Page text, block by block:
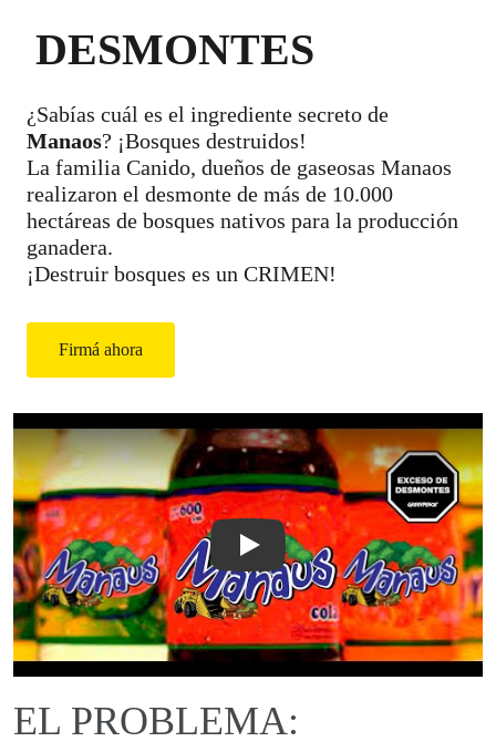
DESMONTES
¿Sabías cuál es el ingrediente secreto de
Manaos? ¡Bosques destruidos!
La familia Canido, dueños de gaseosas Manaos
realizaron el desmonte de más de 10.000
hectáreas de bosques nativos para la producción
ganadera.
¡Destruir bosques es un CRIMEN!
Firmá ahora
Play
EL PROBLEMA: